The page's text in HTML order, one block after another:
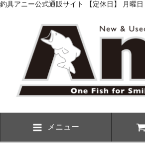
釣具アニー公式通販サイト 【定休日】 月曜
メニュー